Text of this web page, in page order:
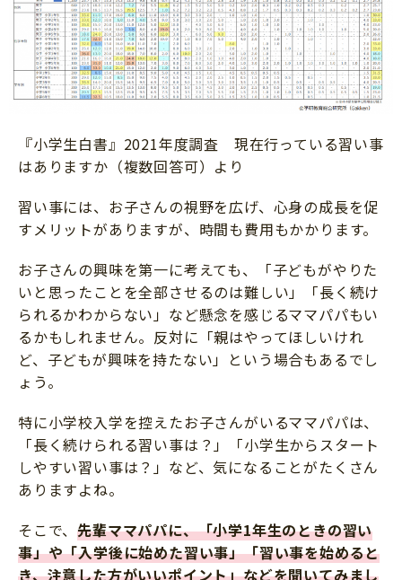
『小学生白書』2021年度調査 現在行っている習い事
はありますか（複数回答可）より
習い事には、お子さんの視野を広げ、心身の成長を促
すメリットがありますが、時間も費用もかかります。
お子さんの興味を第一に考えても、「子どもがやりた
いと思ったことを全部させるのは難しい」「長く続け
られるかわからない」など懸念を感じるママパパもい
るかもしれません。反対に「親はやってほしいけれ
ど、子どもが興味を持たない」という場合もあるでし
ょう。
特に小学校入学を控えたお子さんがいるママパパは、
「長く続けられる習い事は？」「小学生からスタート
しやすい習い事は？」など、気になることがたくさん
ありますよね。
そこで、先輩ママパパに、「小学1年生のときの習い
事」や「入学後に始めた習い事」「習い事を始めると
き、注意した方がいいポイント」などを聞いてみまし